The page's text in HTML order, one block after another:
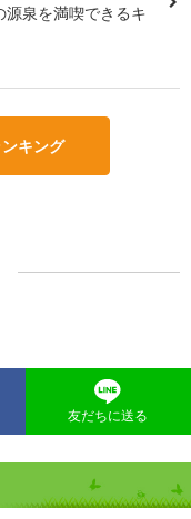
泉を満喫できるキ
キング
友だちに送る